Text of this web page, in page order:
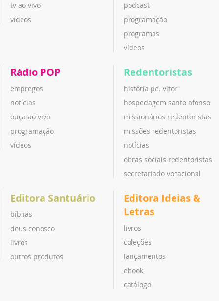
tv ao vivo
vídeos
podcast
programação
programas
vídeos
Rádio POP
empregos
notícias
ouça ao vivo
programação
vídeos
Redentoristas
história pe. vitor
hospedagem santo afonso
missionários redentoristas
missões redentoristas
notícias
obras sociais redentoristas
secretariado vocacional
Editora Santuário
bíblias
deus conosco
livros
outros produtos
Editora Ideias &
Letras
livros
coleções
lançamentos
ebook
catálogo